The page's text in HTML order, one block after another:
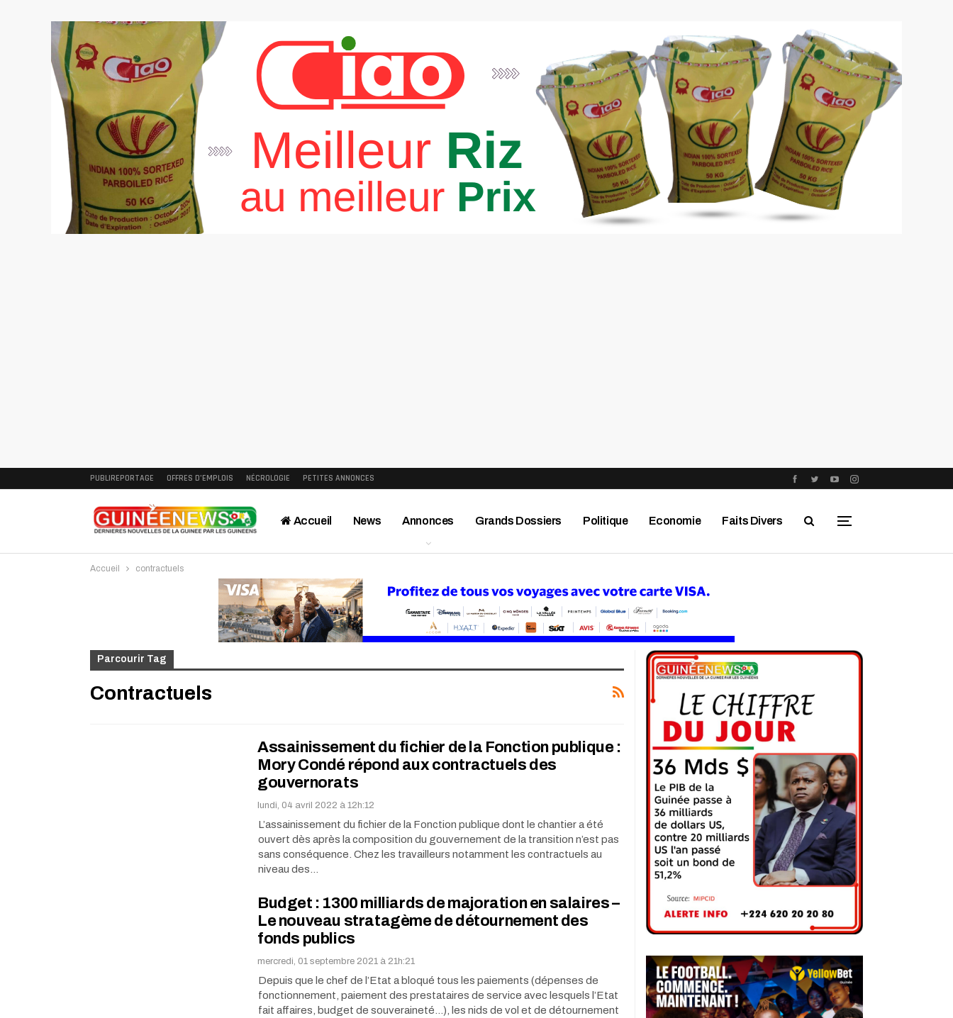
PUBLIREPORTAGE OFFRES D’EMPLOIS NÉCROLOGIE PETITES ANNONCES
Accueil News Annonces Grands Dossiers Politique Economie Faits Divers
Interviews Publireportage Région
Accueil contractuels
Parcourir Tag
Contractuels
Assainissement du fichier de la Fonction publique :
Mory Condé répond aux contractuels des
gouvernorats
lundi, 04 avril 2022 à 12h:12
L’assainissement du fichier de la Fonction publique dont le chantier a été
ouvert dès après la composition du gouvernement de la transition n’est pas
sans conséquence. Chez les travailleurs notamment les contractuels au
niveau des…
Budget : 1300 milliards de majoration en salaires –
Le nouveau stratagème de détournement des
fonds publics
mercredi, 01 septembre 2021 à 21h:21
Depuis que le chef de l’Etat a bloqué tous les paiements (dépenses de
fonctionnement, paiement des prestataires de service avec lesquels l’Etat
fait affaires, budget de souveraineté…), les nids de vol et de détournement